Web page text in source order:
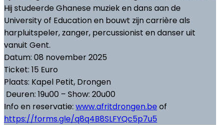
Hij studeerde Ghanese muziek en dans aan de
University of Education en bouwt zijn carrière als
harpluitspeler, zanger, percussionist en danser uit
vanuit Gent.
Datum: 08 november 2025
Ticket: 15 Euro
Plaats: Kapel Petit, Drongen
Deuren: 19u00 – Show: 20u00
Info en reservatie: www.afritdrongen.be of
https://forms.gle/q8q4B8SLFYQc5p7u5